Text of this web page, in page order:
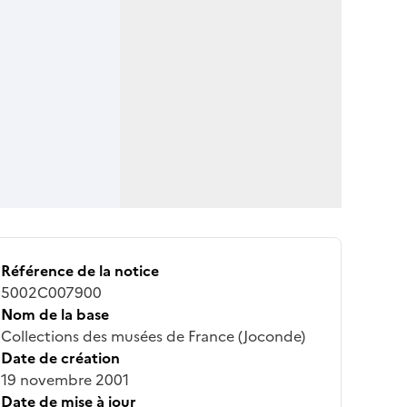
Référence de la notice
5002C007900
Nom de la base
Collections des musées de France (Joconde)
Date de création
19 novembre 2001
Date de mise à jour